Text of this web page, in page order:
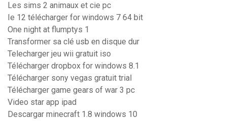
Les sims 2 animaux et cie pc
Ie 12 télécharger for windows 7 64 bit
One night at flumptys 1
Transformer sa clé usb en disque dur
Telecharger jeu wii gratuit iso
Télécharger dropbox for windows 8.1
Télécharger sony vegas gratuit trial
Télécharger game gears of war 3 pc
Video star app ipad
Descargar minecraft 1.8 windows 10